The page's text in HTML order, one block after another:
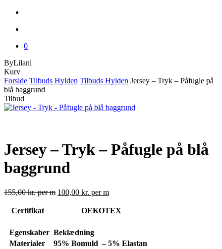
0
ByLilani
KurvClose
Cart
Forside Tilbuds Hylden Tilbuds Hylden Jersey – Tryk – Påfugle på
blå baggrund
Tilbud
Jersey – Tryk – Påfugle på blå
baggrund
155,00kr.per m 100,00 kr. per m
Certifikat OEKOTEX
Egenskaber Beklædning
Materialer
95% Bomuld – 5% Elastan